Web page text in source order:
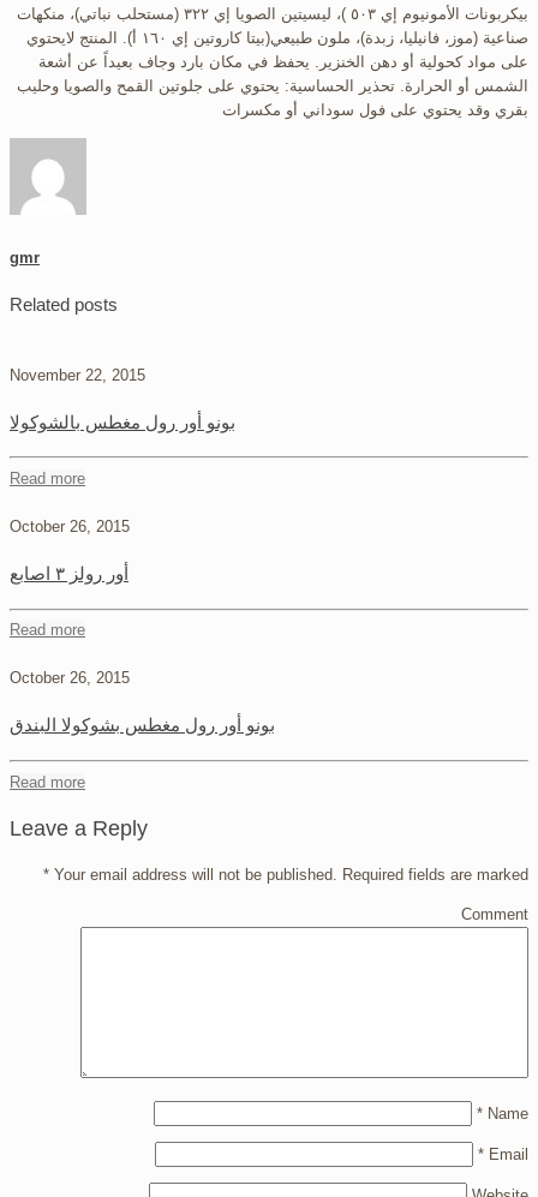
بيكربونات الأمونيوم إي ٥٠٣ )، ليسيتين الصويا إي ٣٢٢ (مستحلب نباتي)، منكهات
صناعية (موز، فانيليا، زبدة)، ملون طبيعي(بيتا كاروتين إي ١٦٠ أ). المنتج لايحتوي
على مواد كحولية أو دهن الخنزير. يحفظ في مكان بارد وجاف بعيداً عن أشعة
الشمس أو الحرارة. تحذير الحساسية: يحتوي على جلوتين القمح والصويا وحليب
بقري وقد يحتوي على فول سوداني أو مكسرات
gmr
Related posts
November 22, 2015
بونو أور رول مغطس بالشوكولا
Read more
October 26, 2015
أور رولز ٣ اصابع
Read more
October 26, 2015
بونو أور رول مغطس بشوكولا البندق
Read more
Leave a Reply
Your email address will not be published. Required fields are marked
*
Comment
Name
*
Email
*